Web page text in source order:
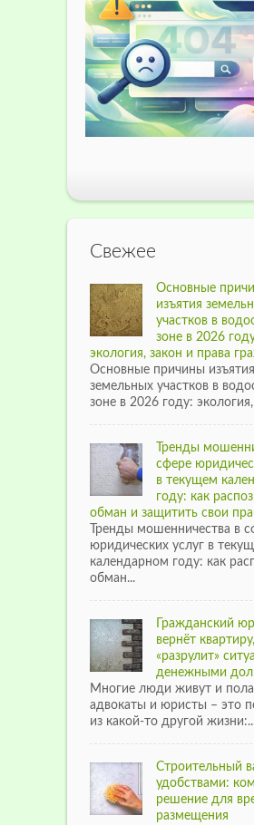
Свежее
Основные
изъятия
участков в
зоне в 2026
экология, закон и права
Основные причины изъятия
земельных участков в
зоне в 2026 году: экология,
Тренды
сфере
в текущем
году: как
обман и защитить свои
Тренды мошенничества в
юридических услуг в
календарном году: как
обман...
Гражданский
вернёт квартиру,
«разрулит»
денежными
Многие люди живут и
адвокаты и юристы – это
из какой-то другой
Строительный
удобствами:
решение для
размещения